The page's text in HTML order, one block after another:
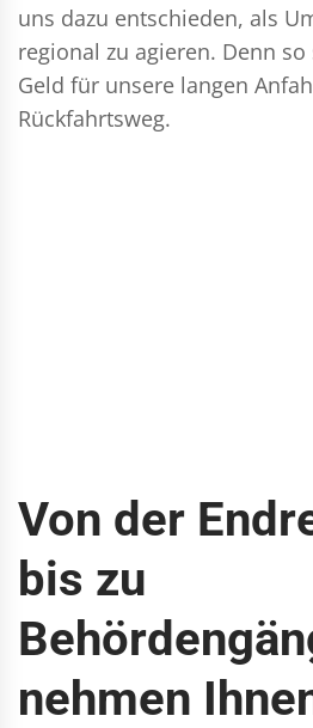
uns dazu entschieden, als
regional zu agieren. Denn
Geld für unsere langen
Rückfahrtsweg.
Von der
bis zu
nehmen